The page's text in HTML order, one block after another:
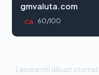
gmvaluta.com
CA 60/100
Laporan ini dibuat